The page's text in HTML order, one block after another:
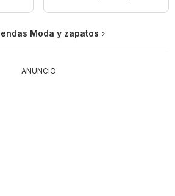
Moda y zapatos
ANUNCIO